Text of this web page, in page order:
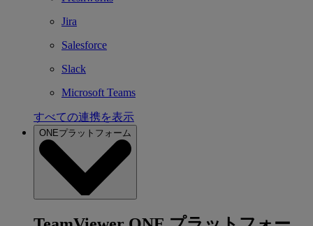
Jira
Salesforce
Slack
Microsoft Teams
すべての連携を表示
ONEプラットフォーム